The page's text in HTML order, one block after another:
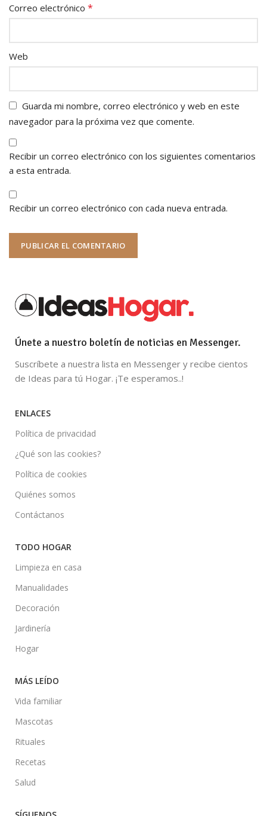
Correo electrónico *
Web
Guarda mi nombre, correo electrónico y web en este
navegador para la próxima vez que comente.
Recibir un correo electrónico con los siguientes comentarios
a esta entrada.
Recibir un correo electrónico con cada nueva entrada.
Únete a nuestro boletín de noticias en Messenger.
Suscríbete a nuestra lista en Messenger y recibe cientos
de Ideas para tú Hogar. ¡Te esperamos..!
ENLACES
Política de privacidad
¿Qué son las cookies?
Política de cookies
Quiénes somos
Contáctanos
TODO HOGAR
Limpieza en casa
Manualidades
Decoración
Jardinería
Hogar
MÁS LEÍDO
Vida familiar
Mascotas
Rituales
Recetas
Salud